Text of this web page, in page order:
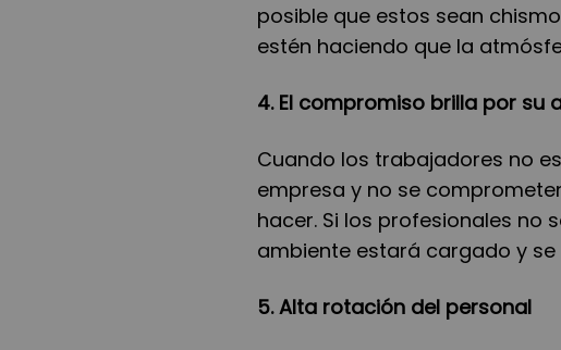
posible que estos sean
estén haciendo que la
4. El compromiso brilla por su
Cuando los trabajadores no
empresa y no se
hacer. Si los profesionales no
ambiente estará cargado y
5. Alta rotación del personal